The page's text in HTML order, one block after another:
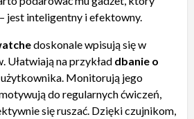
jest inteligentny i efektowny.
doskonale wpisują się w
na przykład dbanie o
użytkownika. Monitorują jego
do regularnych ćwiczeń,
się ruszać. Dzięki czujnikom,